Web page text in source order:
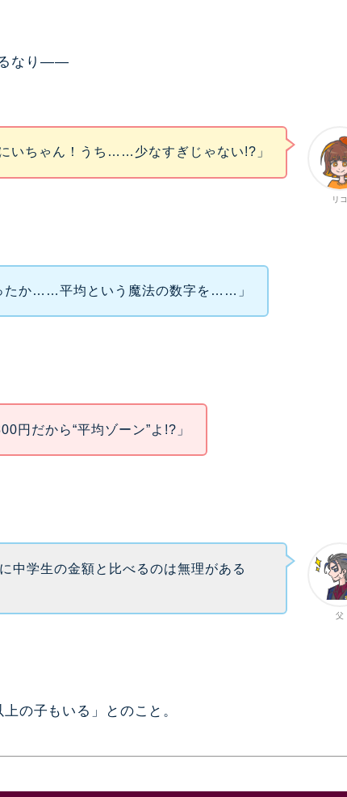
るなり——
リコ
にいちゃん！うち……少なすぎじゃない!?」
たか……平均という魔法の数字を……」
円だから“平均ゾーン”よ!?」
父
中学生の金額と比べるのは無理がある
の子もいる」とのこと。